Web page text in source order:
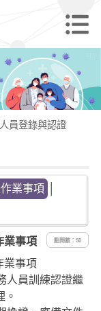
員登錄與認證
業事項
業事項 點閱數：50
業事項
人員訓練認證繼
。